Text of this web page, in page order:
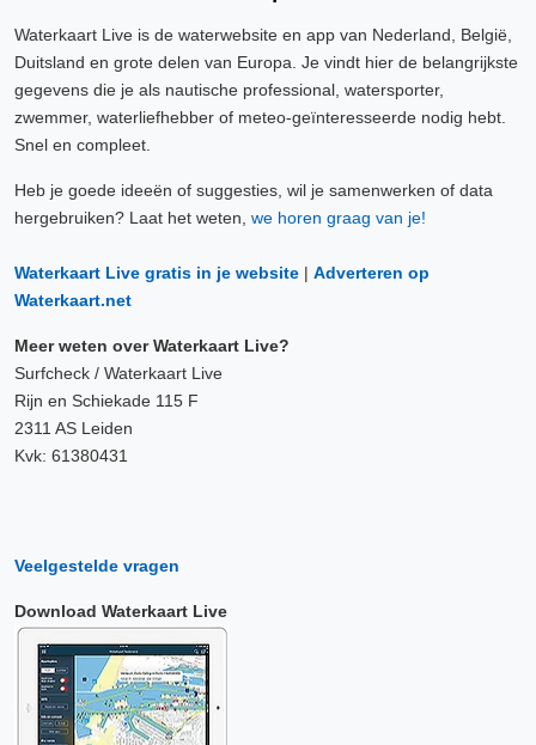
Waterkaart Live is de waterwebsite en app van Nederland, België,
Duitsland en grote delen van Europa. Je vindt hier de belangrijkste
gegevens die je als nautische professional, watersporter,
zwemmer, waterliefhebber of meteo-geïnteresseerde nodig hebt.
Snel en compleet.
Heb je goede ideeën of suggesties, wil je samenwerken of data
hergebruiken? Laat het weten, we horen graag van je!
Waterkaart Live gratis in je website | Adverteren op
Waterkaart.net
Meer weten over Waterkaart Live?
Surfcheck / Waterkaart Live
Rijn en Schiekade 115 F
2311 AS Leiden
Kvk: 61380431
Veelgestelde vragen
Download Waterkaart Live